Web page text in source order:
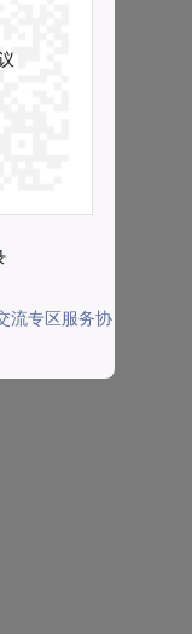
流专区服务协